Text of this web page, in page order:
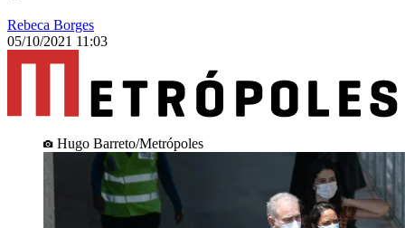
Rebeca Borges
05/10/2021 11:03
Hugo Barreto/Metrópoles